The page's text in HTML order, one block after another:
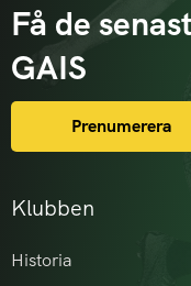
Klubben
Historia
Få de
GAIS
Prenumerera